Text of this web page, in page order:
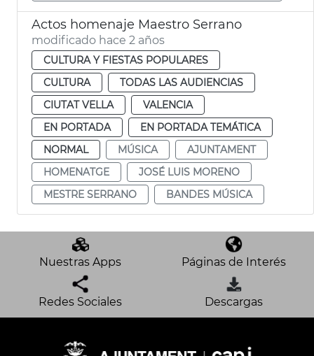
Actos homenaje Maestro Serrano
modificado hace 2 años
CULTURA Y FIESTAS POPULARES
CULTURA
TODAS LAS AUDIENCIAS
CIUTAT VELLA
VALENCIA
EN PORTADA
EN PORTADA TEMÁTICA
NORMAL
MÚSICA
AJUNTAMENT
HOMENATGE
JOSÉ LUIS MORENO
MESTRE SERRANO
BANDES MÚSICA
Nuestras Apps Páginas de Interés
Redes Sociales Descargas